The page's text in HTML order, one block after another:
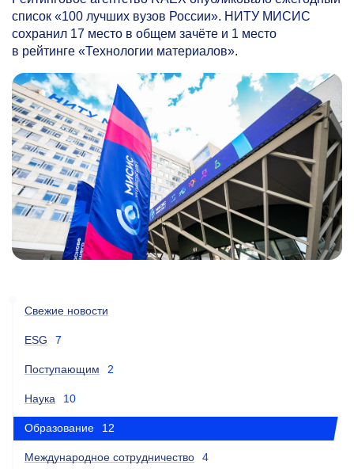
список «100 лучших вузов России». НИТУ МИСИС
сохранил 17 место в общем зачёте и 1 место
в рейтинге «Технологии материалов».
Свежие новости
ESG 7
Поступающим 2
Наука 10
Образование 12
Международное сотрудничество 4